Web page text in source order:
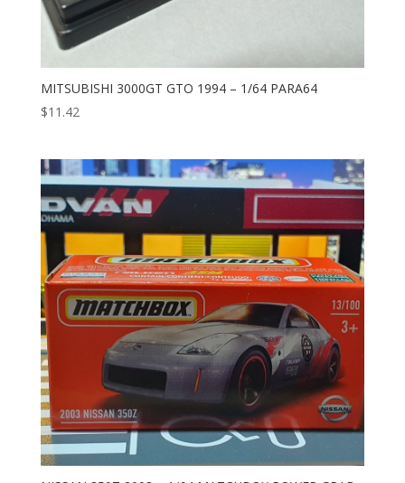
MITSUBISHI 3000GT GTO 1994 – 1/64 PARA64
$11.42